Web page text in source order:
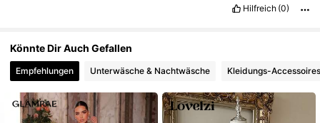
Hilfreich (0)
Könnte Dir Auch Gefallen
Empfehlungen Unterwäsche & Nachtwäsche Kleidungs-Accessoires